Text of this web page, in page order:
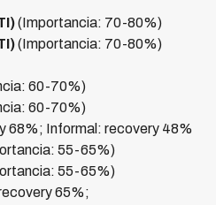
(Importancia: 70-80%)
(Importancia: 70-80%)
60-70%)
60-70%)
68%; Informal: recovery 48%
55-65%)
55-65%)
65%;